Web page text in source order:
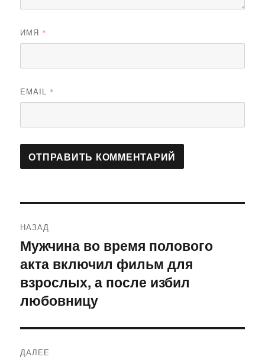
ИМЯ *
EMAIL *
по
записям
НАЗАД
Предыдущая
запись:
Мужчина во время полового
акта включил фильм для
взрослых, а после избил
любовницу
ДАЛЕЕ